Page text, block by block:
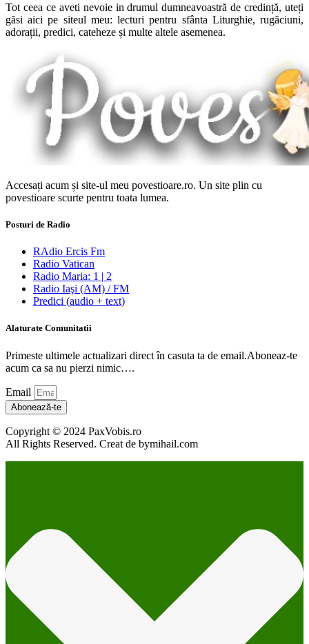
Tot ceea ce aveti nevoie in drumul dumneavoastră de credință, uteți
găsi aici pe siteul meu: lecturi pentru sfânta Liturghie, rugăciuni,
adorații, predici, cateheze și multe altele asemenea.
Accesați acum și site-ul meu povestioare.ro. Un site plin cu
povestioare scurte pentru toata lumea.
Posturi de Radio
RAdio Ercis Fm
Radio Vatican
Radio Maria: 1 | 2
Radio Iaşi (AM) / FM
Predici (audio + text)
Alaturate Comunitatii
Primeste ultimele actualizari direct în casuta ta de email.Aboneaz-te
acum ca sa nu pierzi nimic….
Email
Abonează-te
Copyright © 2024 PaxVobis.ro
All Rights Reserved. Creat de bymihail.com